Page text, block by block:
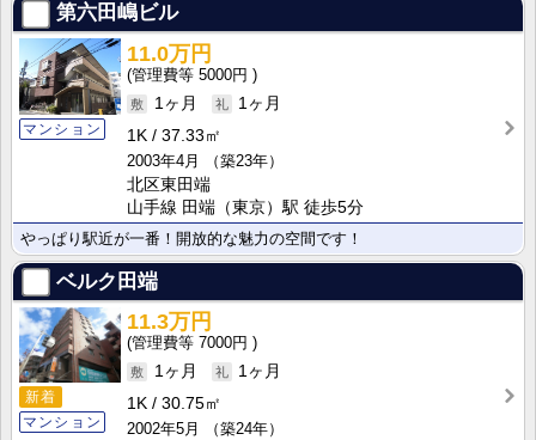
第六田嶋ビル
マンション
11.0万円
5000円
1ヶ月
1ヶ月
1K
37.33㎡
2003年4月
（築23年）
北区東田端
山手線 田端（東京）駅 徒歩5分
やっぱり駅近が一番！開放的な魅力の空間です！
ベルク田端
新着
マンション
11.3万円
7000円
1ヶ月
1ヶ月
1K
30.75㎡
2002年5月
（築24年）